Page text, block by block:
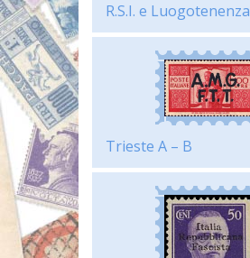
R.S.I. e Luogotenenza
Trieste A – B